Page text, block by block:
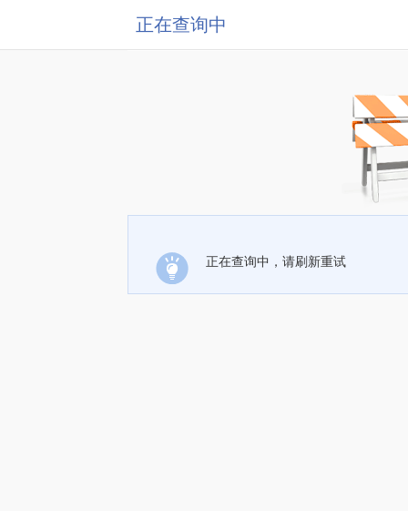
正在查询中
正在查询中，请刷新重试